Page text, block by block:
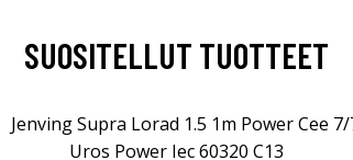
SUOSITELLUT TUOTTEET